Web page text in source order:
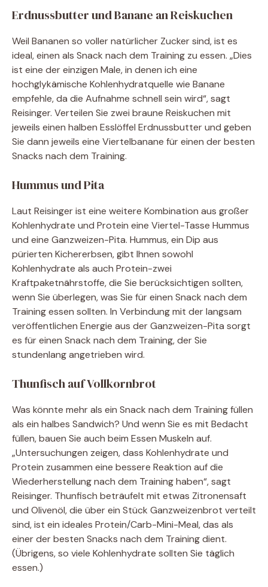
Erdnussbutter und Banane an Reiskuchen
Weil Bananen so voller natürlicher Zucker sind, ist es
ideal, einen als Snack nach dem Training zu essen. „Dies
ist eine der einzigen Male, in denen ich eine
hochglykämische Kohlenhydratquelle wie Banane
empfehle, da die Aufnahme schnell sein wird“, sagt
Reisinger. Verteilen Sie zwei braune Reiskuchen mit
jeweils einen halben Esslöffel Erdnussbutter und geben
Sie dann jeweils eine Viertelbanane für einen der besten
Snacks nach dem Training.
Hummus und Pita
Laut Reisinger ist eine weitere Kombination aus großer
Kohlenhydrate und Protein eine Viertel-Tasse Hummus
und eine Ganzweizen-Pita. Hummus, ein Dip aus
pürierten Kichererbsen, gibt Ihnen sowohl
Kohlenhydrate als auch Protein-zwei
Kraftpaketnährstoffe, die Sie berücksichtigen sollten,
wenn Sie überlegen, was Sie für einen Snack nach dem
Training essen sollten. In Verbindung mit der langsam
veröffentlichen Energie aus der Ganzweizen-Pita sorgt
es für einen Snack nach dem Training, der Sie
stundenlang angetrieben wird.
Thunfisch auf Vollkornbrot
Was könnte mehr als ein Snack nach dem Training füllen
als ein halbes Sandwich? Und wenn Sie es mit Bedacht
füllen, bauen Sie auch beim Essen Muskeln auf.
„Untersuchungen zeigen, dass Kohlenhydrate und
Protein zusammen eine bessere Reaktion auf die
Wiederherstellung nach dem Training haben“, sagt
Reisinger. Thunfisch beträufelt mit etwas Zitronensaft
und Olivenöl, die über ein Stück Ganzweizenbrot verteilt
sind, ist ein ideales Protein/Carb-Mini-Meal, das als
einer der besten Snacks nach dem Training dient.
(Übrigens, so viele Kohlenhydrate sollten Sie täglich
essen.)